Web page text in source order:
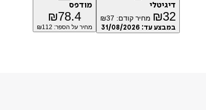
דיגיטלי
₪32 מחיר קודם: ₪37
במבצע עד: 31/08/2026
מודפס
₪78.4
מחיר על הספר: ₪ 112